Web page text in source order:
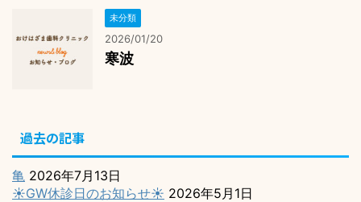
未分類
2026/01/20
寒波
過去の記事
亀 2026年7月13日
☀️GW休診日のお知らせ☀️ 2026年5月1日